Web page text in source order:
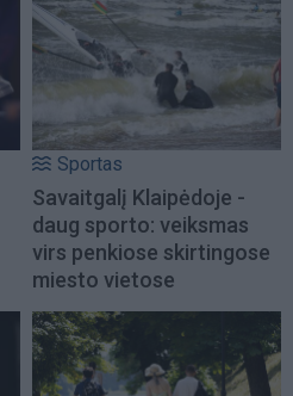
Sportas
Savaitgalį Klaipėdoje -
daug sporto: veiksmas
virs penkiose skirtingose
miesto vietose